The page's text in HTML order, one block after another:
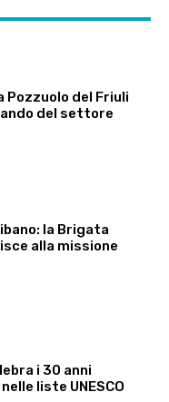
Pozzuolo del Friuli
del settore
la Brigata
alla missione
i 30 anni
liste UNESCO